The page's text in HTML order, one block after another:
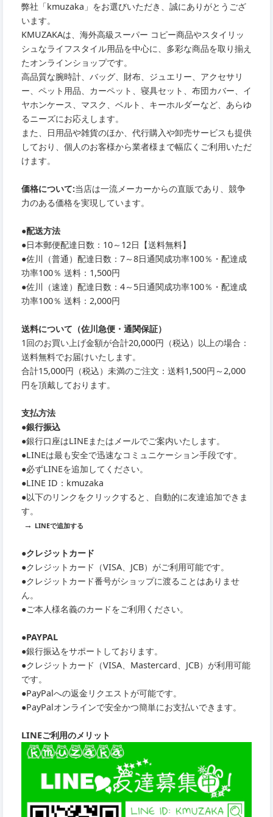
弊社「kmuzaka」をお選びいただき、誠にありがとうござ
います。
KMUZAKAは、海外高級スーパー コピー商品やスタイリッ
シュなライフスタイル用品を中心に、多彩な商品を取り揃え
たオンラインショップです。
高品質な腕時計、バッグ、財布、ジュエリー、アクセサリ
ー、ペット用品、カーペット、寝具セット、布団カバー、イ
ヤホンケース、マスク、ベルト、キーホルダーなど、あらゆ
るニーズにお応えします。
また、日用品や雑貨のほか、代行購入や卸売サービスも提供
しており、個人のお客様から業者様まで幅広くご利用いただ
けます。
価格について:当店は一流メーカーからの直販であり、競争
力のある価格を実現しています。
●配送方法
●日本郵便配達日数：10～12日【送料無料】
●佐川（普通）配達日数：7～8日通関成功率100％・配達成
功率100％ 送料：1,500円
●佐川（速達）配達日数：4～5日通関成功率100％・配達成
功率100％ 送料：2,000円
送料について（佐川急便・通関保証）
1回のお買い上げ金額が合計20,000円（税込）以上の場合：
送料無料でお届けいたします。
合計15,000円（税込）未満のご注文：送料1,500円～2,000
円を頂戴しております。
支払方法
●銀行振込
●銀行口座はLINEまたはメールでご案内いたします。
●LINEは最も安全で迅速なコミュニケーション手段です。
●必ずLINEを追加してください。
●LINE ID：kmuzaka
●以下のリンクをクリックすると、自動的に友達追加できま
す。
→ LINEで追加する
●クレジットカード
●クレジットカード（VISA、JCB）がご利用可能です。
●クレジットカード番号がショップに渡ることはありませ
ん。
●ご本人様名義のカードをご利用ください。
●PAYPAL
●銀行振込をサポートしております。
●クレジットカード（VISA、Mastercard、JCB）が利用可能
です。
●PayPalへの返金リクエストが可能です。
●PayPalオンラインで安全かつ簡単にお支払いできます。
LINEご利用のメリット